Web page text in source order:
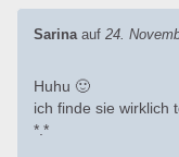
Sarinaauf 24.
Huhu 🙂
ich finde sie wirklich
*.*